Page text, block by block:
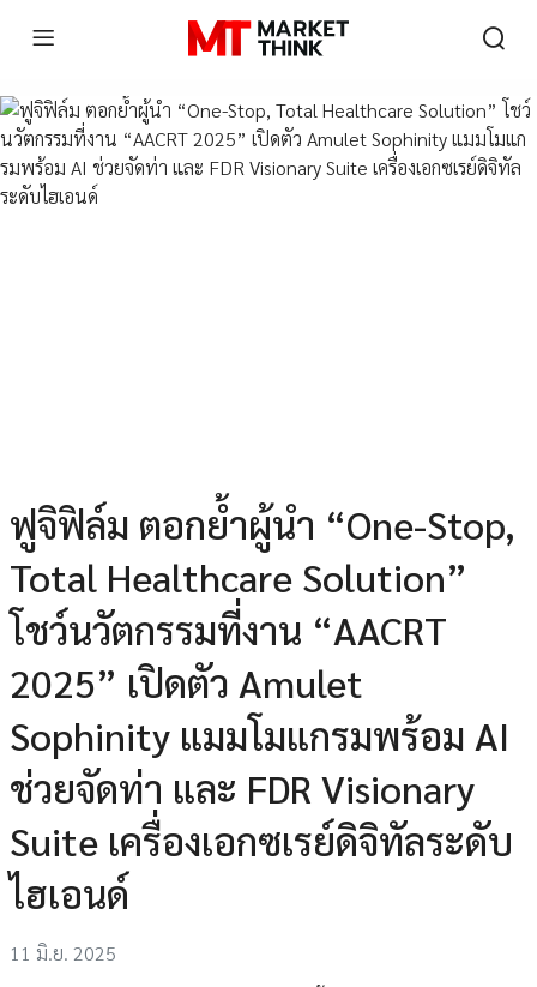
ฟูจิฟิล์ม ตอกย้ำผู้นำ “One-Stop,
Total Healthcare Solution”
โชว์นวัตกรรมที่งาน “AACRT
2025” เปิดตัว Amulet
Sophinity แมมโมแกรมพร้อม AI
ช่วยจัดท่า และ FDR Visionary
Suite เครื่องเอกซเรย์ดิจิทัลระดับ
ไฮเอนด์
11 มิ.ย. 2025